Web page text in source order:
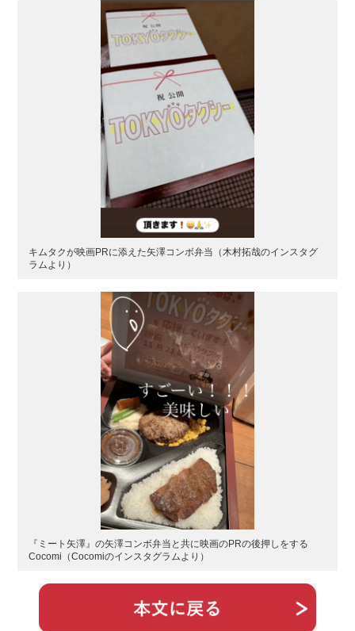
キムタクが映画PRに添えた矢澤コンボ弁当（木村拓哉のインスタグ
ラムより）
『ミート矢澤』の矢澤コンボ弁当と共に映画のPRの後押しをする
Cocomi（Cocomiのインスタグラムより）